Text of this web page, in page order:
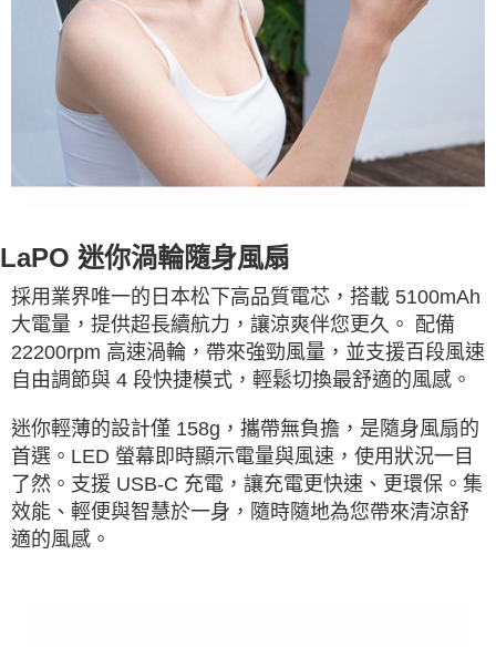
LaPO 迷你渦輪隨身風扇
採用業界唯一的日本松下高品質電芯，搭載 5100mAh
大電量，提供超長續航力，讓涼爽伴您更久。 配備
22200rpm 高速渦輪，帶來強勁風量，並支援百段風速
自由調節與 4 段快捷模式，輕鬆切換最舒適的風感。
迷你輕薄的設計僅 158g，攜帶無負擔，是隨身風扇的
首選。LED 螢幕即時顯示電量與風速，使用狀況一目
了然。支援 USB-C 充電，讓充電更快速、更環保。集
效能、輕便與智慧於一身，隨時隨地為您帶來清涼舒
適的風感。